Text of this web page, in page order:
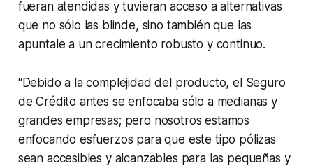
fueran atendidas y tuvieran acceso a alternativas
que no sólo las blinde, sino también que las
apuntale a un crecimiento robusto y continuo.
“Debido a la complejidad del producto, el Seguro
de Crédito antes se enfocaba sólo a medianas y
grandes empresas; pero nosotros estamos
enfocando esfuerzos para que este tipo pólizas
sean accesibles y alcanzables para las pequeñas y